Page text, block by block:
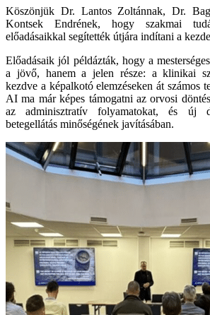
Köszönjük Dr. Lantos Zoltánnak, Dr.
Kontsek Endrének, hogy szakmai
előadásaikkal segítették útjára indítani a
Előadásaik jól példázták, hogy a
a jövő, hanem a jelen része: a klinikai
kezdve a képalkotó elemzéseken át számos
AI ma már képes támogatni az orvosi
az adminisztratív folyamatokat, és új
betegellátás minőségének javításában.